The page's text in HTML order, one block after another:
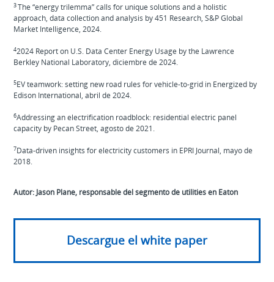
3The “energy trilemma” calls for unique solutions and a holistic
approach, data collection and analysis by 451 Research, S&P Global
Market Intelligence, 2024.
42024 Report on U.S. Data Center Energy Usage by the Lawrence
Berkley National Laboratory, diciembre de 2024.
5EV teamwork: setting new road rules for vehicle-to-grid in Energized by
Edison International, abril de 2024.
6Addressing an electrification roadblock: residential electric panel
capacity by Pecan Street, agosto de 2021.
7Data-driven insights for electricity customers in EPRI Journal, mayo de
2018.
Autor: Jason Plane, responsable del segmento de utilities en Eaton
Descargue el white paper